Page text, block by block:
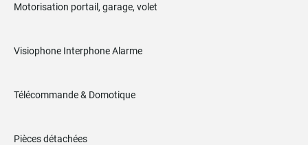
Motorisation portail, garage, volet
Visiophone Interphone Alarme
Télécommande & Domotique
Pièces détachées